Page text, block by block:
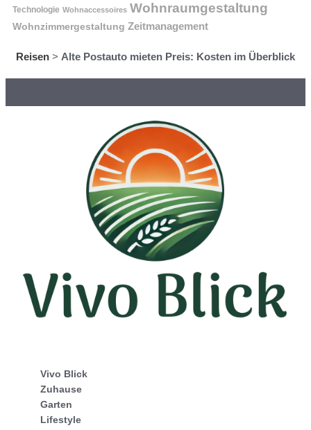
Technologie Wohnaccessoires Wohnraumgestaltung
Wohnzimmergestaltung Zeitmanagement
Reisen > Alte Postauto mieten Preis: Kosten im Überblick
Vivo Blick
Zuhause
Garten
Lifestyle